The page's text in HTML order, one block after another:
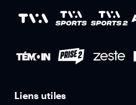
Liens utiles